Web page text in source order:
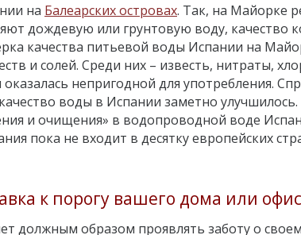
на Балеарских островах. Так, на Майорке
дождевую или грунтовую воду, качество
качества питьевой воды Испании на
и солей. Среди них – известь, нитраты,
непригодной для употребления.
воды в Испании заметно улучшилось.
и очищения» в водопроводной воде
пока не входит в десятку европейских
к порогу вашего дома или
должным образом проявлять заботу о